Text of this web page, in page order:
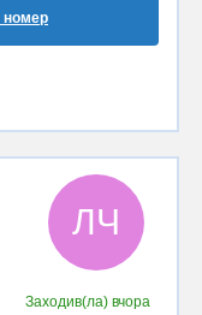
номер
ЛЧ
Заходив(ла) вчора